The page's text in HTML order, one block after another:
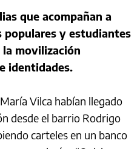
que acompañan a
populares y estudiantes
movilización
identidades.
Vilca habían llegado
desde el barrio Rodrigo
carteles en un banco